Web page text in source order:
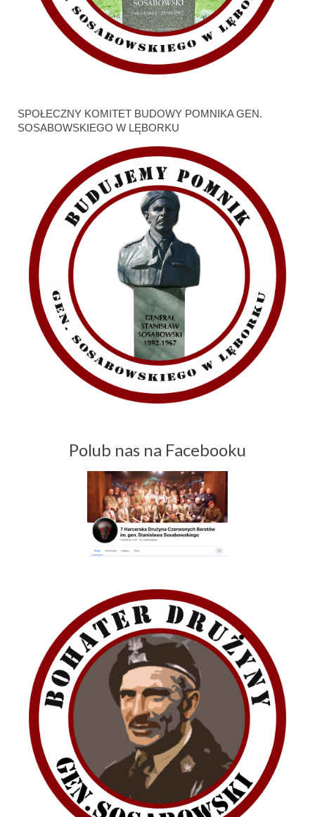
SPOŁECZNY KOMITET BUDOWY POMNIKA GEN.
SOSABOWSKIEGO W LĘBORKU
Polub nas na Facebooku